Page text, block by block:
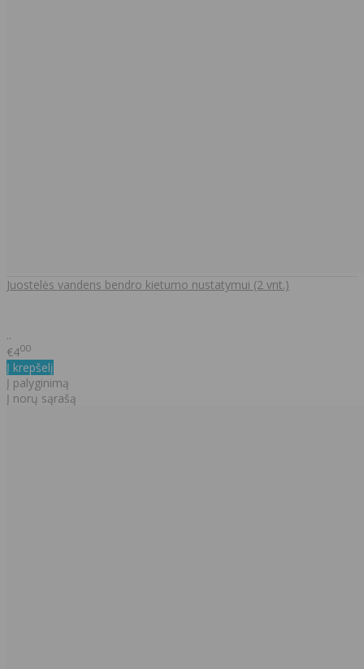
Juostelės vandens bendro kietumo nustatymui (2 vnt.)
..
€400
Į krepšelį
Į palyginimą
Į norų sąrašą